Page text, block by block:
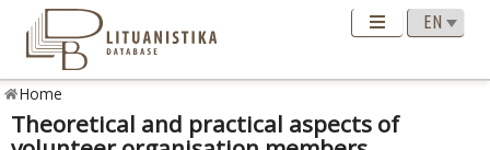
Home
Theoretical and practical aspects of